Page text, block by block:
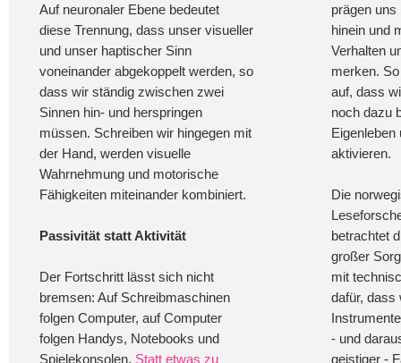
Auf neuronaler Ebene bedeutet
diese Trennung, dass unser visueller
und unser haptischer Sinn
voneinander abgekoppelt werden, so
dass wir ständig zwischen zwei
Sinnen hin- und herspringen
müssen. Schreiben wir hingegen mit
der Hand, werden visuelle
Wahrnehmung und motorische
Fähigkeiten miteinander kombiniert.
Passivität statt Aktivität
Der Fortschritt lässt sich nicht
bremsen: Auf Schreibmaschinen
folgen Computer, auf Computer
folgen Handys, Notebooks und
Spielekonsolen. Statt etwas zu
prägen
hinein und
Verhalten
merken.
auf, dass
noch dazu
aktivieren.
Die
betrachtet
großer
mit
dafür, dass
- und
geistiger -